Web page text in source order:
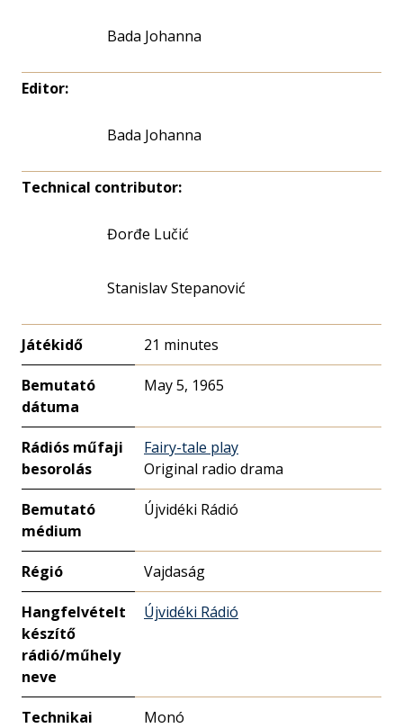
Bada Johanna
Editor:
Bada Johanna
Technical contributor:
Đorđe Lučić
Stanislav Stepanović
Játékidő 21 minutes
Bemutató
dátuma
May 5, 1965
Rádiós műfaji
besorolás
Fairy-tale play
Original radio drama
Bemutató
médium
Újvidéki Rádió
Régió Vajdaság
Hangfelvételt
készítő
rádió/műhely
neve
Újvidéki Rádió
Technikai
Monó